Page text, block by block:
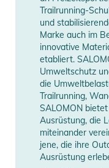
um dir Farbkontrast
Wetterbedingungen
Eigenschaften:
- Scheibenform:
- Scheiben- und
Kontrastverstärkend
- SIGMA: SIGMA ist
Salomon, die den
verbessert und dem
bei unterschiedlichen
Trailrunning-
und
Marke auch im
innovative
etabliert.
Umweltschutz
die
Trailrunning,
SALOMON
Ausrüstung, die
miteinander
jene, die ihre
Ausrüstung